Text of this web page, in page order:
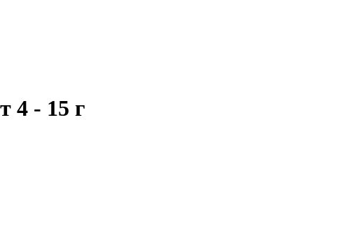
4 - 15 г